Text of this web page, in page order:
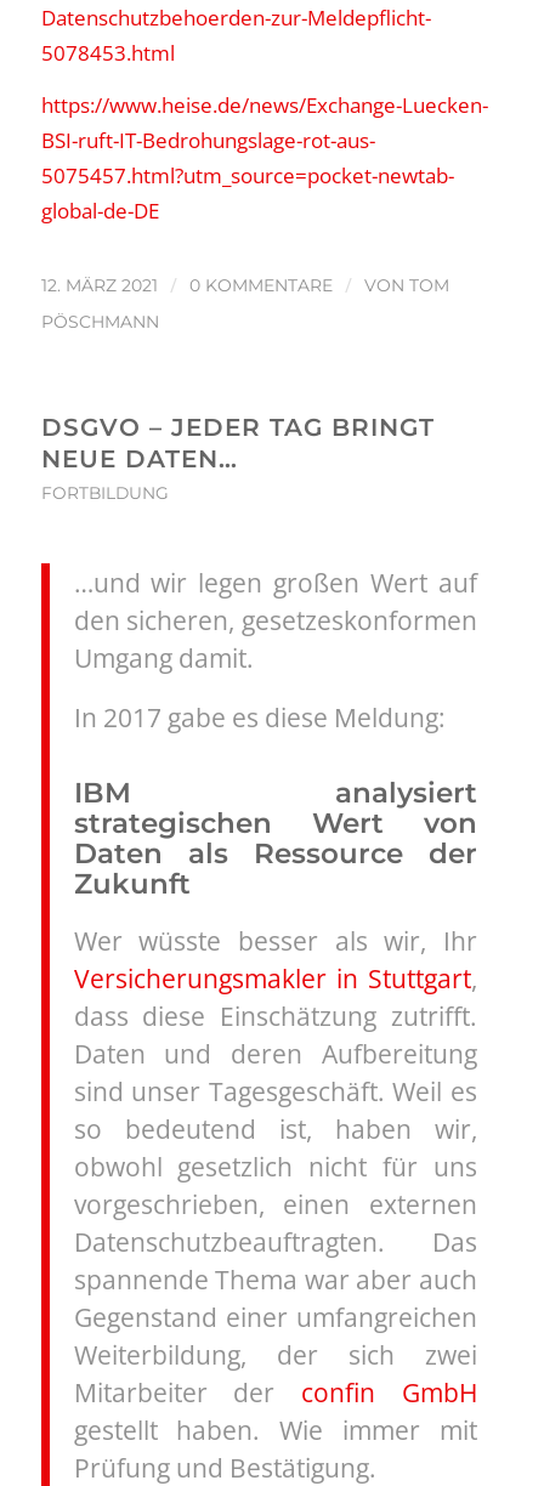
Datenschutzbehoerden-zur-Meldepflicht-
5078453.html
https://www.heise.de/news/Exchange-Luecken-
BSI-ruft-IT-Bedrohungslage-rot-aus-
5075457.html?utm_source=pocket-newtab-
global-de-DE
12. MÄRZ 2021 / 0 KOMMENTARE / VON TOM
PÖSCHMANN
DSGVO – JEDER TAG BRINGT
NEUE DATEN…
FORTBILDUNG
…und wir legen großen Wert auf
den sicheren, gesetzeskonformen
Umgang damit.
In 2017 gabe es diese Meldung:
IBM analysiert
strategischen Wert von
Daten als Ressource der
Zukunft
Wer wüsste besser als wir, Ihr
Versicherungsmakler in Stuttgart,
dass diese Einschätzung zutrifft.
Daten und deren Aufbereitung
sind unser Tagesgeschäft. Weil es
so bedeutend ist, haben wir,
obwohl gesetzlich nicht für uns
vorgeschrieben, einen externen
Datenschutzbeauftragten. Das
spannende Thema war aber auch
Gegenstand einer umfangreichen
Weiterbildung, der sich zwei
Mitarbeiter der confin GmbH
gestellt haben. Wie immer mit
Prüfung und Bestätigung.